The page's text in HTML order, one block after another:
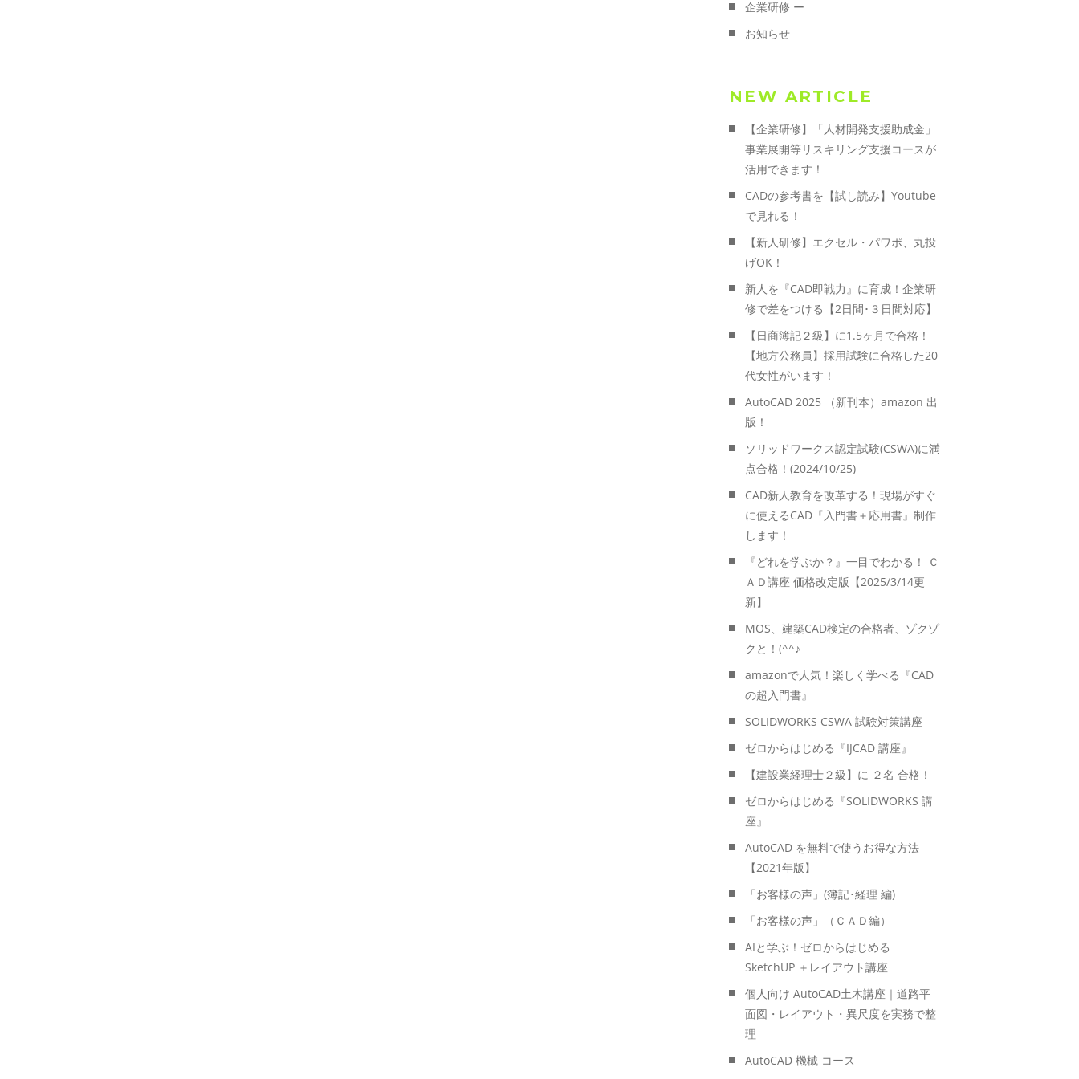
企業研修 ー
お知らせ
NEW ARTICLE
【企業研修】「人材開発支援助成金」
事業展開等リスキリング支援コースが
活用できます！
CADの参考書を【試し読み】Youtube
で見れる！
【新人研修】エクセル・パワポ、丸投
げOK！
新人を『CAD即戦力』に育成！企業研
修で差をつける【2日間･３日間対応】
【日商簿記２級】に1.5ヶ月で合格！
【地方公務員】採用試験に合格した20
代女性がいます！
AutoCAD 2025 （新刊本）amazon 出
版！
ソリッドワークス認定試験(CSWA)に満
点合格！(2024/10/25)
CAD新人教育を改革する！現場がすぐ
に使えるCAD『入門書＋応用書』制作
します！
『どれを学ぶか？』一目でわかる！ Ｃ
ＡＤ講座 価格改定版【2025/3/14更
新】
MOS、建築CAD検定の合格者、ゾクゾ
クと！(^^♪
amazonで人気！楽しく学べる『CAD
の超入門書』
SOLIDWORKS CSWA 試験対策講座
ゼロからはじめる『IJCAD 講座』
【建設業経理士２級】に ２名 合格！
ゼロからはじめる『SOLIDWORKS 講
座』
AutoCAD を無料で使うお得な方法
【2021年版】
「お客様の声」(簿記･経理 編)
「お客様の声」（ＣＡＤ編）
AIと学ぶ！ゼロからはじめる
SketchUP ＋レイアウト講座
個人向け AutoCAD土木講座｜道路平
面図・レイアウト・異尺度を実務で整
理
AutoCAD 機械 コース